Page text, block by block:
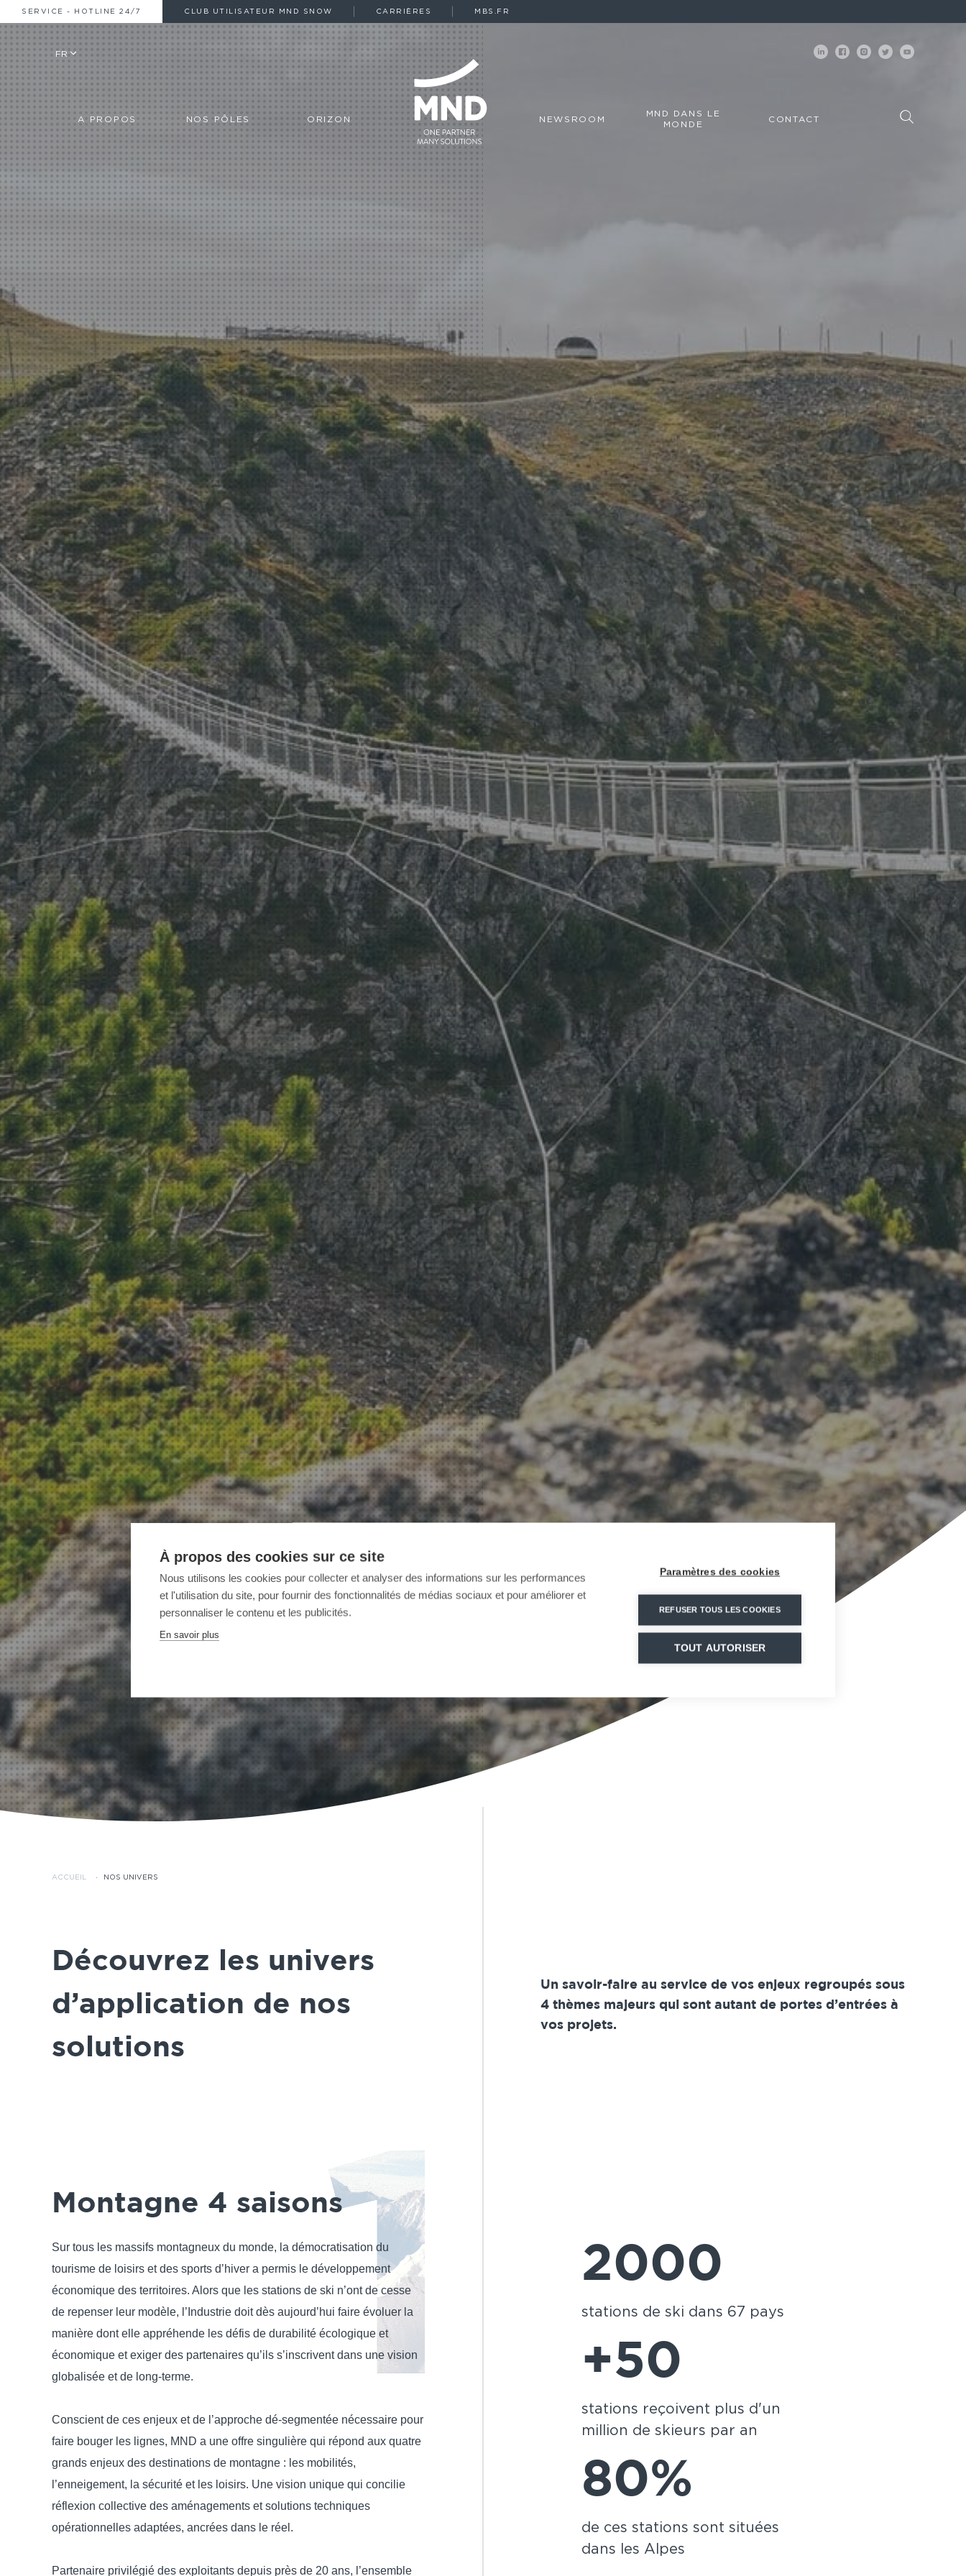
SERVICE - HOTLINE 24/7 CLUB UTILISATEUR MND SNOW CARRIÈRES MBS.FR
FR
A PROPOS NOS PÔLES ORIZON NEWSROOM
MND DANS LE
MONDE
CONTACT
ACCUEIL · NOS UNIVERS
Découvrez les univers
d’application de nos
solutions
Un savoir-faire au service de vos enjeux regroupés sous
4 thèmes majeurs qui sont autant de portes d’entrées à
vos projets.
Montagne 4 saisons
Sur tous les massifs montagneux du monde, la démocratisation du
tourisme de loisirs et des sports d’hiver a permis le développement
économique des territoires. Alors que les stations de ski n’ont de cesse
de repenser leur modèle, l’Industrie doit dès aujourd’hui faire évoluer la
manière dont elle appréhende les défis de durabilité écologique et
économique et exiger des partenaires qu’ils s’inscrivent dans une vision
globalisée et de long-terme.
Conscient de ces enjeux et de l’approche dé-segmentée nécessaire pour
faire bouger les lignes, MND a une offre singulière qui répond aux quatre
grands enjeux des destinations de montagne : les mobilités,
l’enneigement, la sécurité et les loisirs. Une vision unique qui concilie
réflexion collective des aménagements et solutions techniques
opérationnelles adaptées, ancrées dans le réel.
Partenaire privilégié des exploitants depuis près de 20 ans, l’ensemble
2000
stations de ski dans 67 pays
+50
stations reçoivent plus d'un
million de skieurs par an
80%
de ces stations sont situées
dans les Alpes
À propos des cookies sur ce site
Nous utilisons les cookies pour collecter et analyser des informations sur les performances
et l'utilisation du site, pour fournir des fonctionnalités de médias sociaux et pour améliorer et
personnaliser le contenu et les publicités.
En savoir plus
Paramètres des cookies
REFUSER TOUS LES COOKIES
TOUT AUTORISER